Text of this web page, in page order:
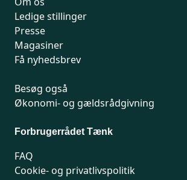
Ledige stillinger
Presse
Magasiner
Få nyhedsbrev
Besøg også
Økonomi- og gældsrådgivning
Forbrugerrådet Tænk
FAQ
Cookie- og privatlivspolitik